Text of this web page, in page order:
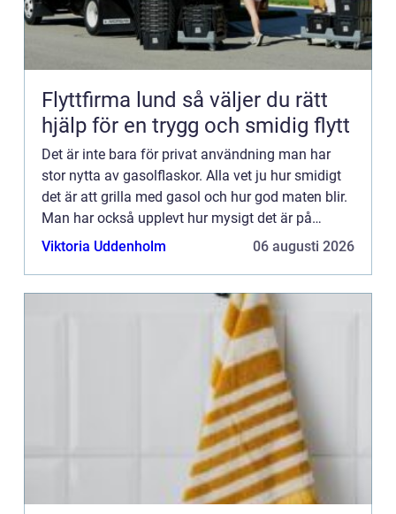
Flyttfirma lund så väljer du rätt
hjälp för en trygg och smidig flytt
Det är inte bara för privat användning man har
stor nytta av gasolflaskor. Alla vet ju hur smidigt
det är att grilla med gasol och hur god maten blir.
Man har också upplevt hur mysigt det är på
altanen med vä...
Viktoria Uddenholm 06 augusti 2026